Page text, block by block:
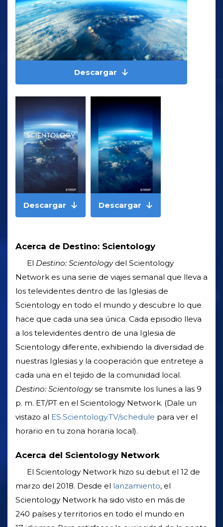
Descargar
Descargar Descargar
Acerca de Destino: Scientology
El Destino: Scientologydel Scientology
Network es una serie de viajes semanal que lleva a
los televidentes dentro de las Iglesias de
Scientology en todo el mundo y descubre lo que
hace que cada una sea única. Cada episodio lleva
a los televidentes dentro de una Iglesia de
Scientology diferente, exhibiendo la diversidad de
nuestras Iglesias y la cooperación que entreteje a
cada una en el tejido de la comunidad local.
Destino: Scientologyse transmite los lunes a las 9
p. m. ET/PT en el Scientology Network. (Dale un
vistazo al ES.Scientology.TV/schedule para ver el
horario en tu zona horaria local).
Acerca del Scientology Network
El Scientology Network hizo su debut el 12 de
marzo del 2018. Desde el lanzamiento, el
Scientology Network ha sido visto en más de
240 países y territorios en todo el mundo en